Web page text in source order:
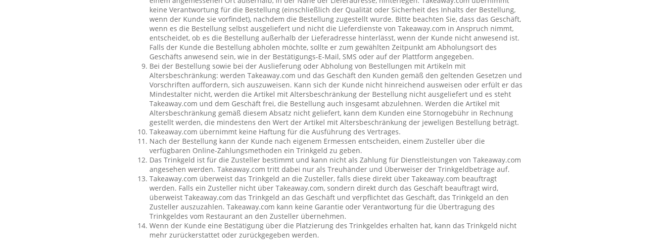
keine Verantwortung für die Bestellung (einschließlich der Qualität oder Sicherheit des Inhalts der Bestellung,
wenn der Kunde sie vorfindet), nachdem die Bestellung zugestellt wurde. Bitte beachten Sie, dass das Geschäft,
wenn es die Bestellung selbst ausgeliefert und nicht die Lieferdienste von Takeaway.com in Anspruch nimmt,
entscheidet, ob es die Bestellung außerhalb der Lieferadresse hinterlässt, wenn der Kunde nicht anwesend ist.
Falls der Kunde die Bestellung abholen möchte, sollte er zum gewählten Zeitpunkt am Abholungsort des
Geschäfts anwesend sein, wie in der Bestätigungs-E-Mail, SMS oder auf der Plattform angegeben.
Bei der Bestellung sowie bei der Auslieferung oder Abholung von Bestellungen mit Artikeln mit
Altersbeschränkung: werden Takeaway.com und das Geschäft den Kunden gemäß den geltenden Gesetzen und
Vorschriften auffordern, sich auszuweisen. Kann sich der Kunde nicht hinreichend ausweisen oder erfült er das
Mindestalter nicht, werden die Artikel mit Altersbeschränkung der Bestellung nicht ausgeliefert und es steht
Takeaway.com und dem Geschäft frei, die Bestellung auch insgesamt abzulehnen. Werden die Artikel mit
Altersbeschränkung gemäß diesem Absatz nicht geliefert, kann dem Kunden eine Stornogebühr in Rechnung
gestellt werden, die mindestens den Wert der Artikel mit Altersbeschränkung der jeweligen Bestellung beträgt.
Takeaway.com übernimmt keine Haftung für die Ausführung des Vertrages.
Nach der Bestellung kann der Kunde nach eigenem Ermessen entscheiden, einem Zusteller über die
verfügbaren Online-Zahlungsmethoden ein Trinkgeld zu geben.
Das Trinkgeld ist für die Zusteller bestimmt und kann nicht als Zahlung für Dienstleistungen von Takeaway.com
angesehen werden. Takeaway.com tritt dabei nur als Treuhänder und Überweiser der Trinkgeldbeträge auf.
Takeaway.com überweist das Trinkgeld an die Zusteller, falls diese direkt über Takeaway.com beauftragt
werden. Falls ein Zusteller nicht über Takeaway.com, sondern direkt durch das Geschäft beauftragt wird,
überweist Takeaway.com das Trinkgeld an das Geschäft und verpflichtet das Geschäft, das Trinkgeld an den
Zusteller auszuzahlen. Takeaway.com kann keine Garantie oder Verantwortung für die Übertragung des
Trinkgeldes vom Restaurant an den Zusteller übernehmen.
Wenn der Kunde eine Bestätigung über die Platzierung des Trinkgeldes erhalten hat, kann das Trinkgeld nicht
mehr zurückerstattet oder zurückgegeben werden.